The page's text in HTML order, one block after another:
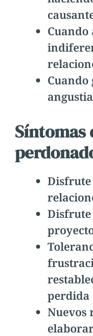
Cuando
Cuando
Síntomas
Disfrute
Disfrute
perdida
Nuevos